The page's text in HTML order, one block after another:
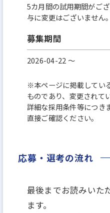
5カ月間の試用期間がご
与に変更はございません。
募集期間
2026-04-22 〜
※本ページに掲載してい
ものであり、変更されて
詳細な採用条件等につき
直接ご確認ください。
応募・選考の流れ
最後までお読みいた
ます。